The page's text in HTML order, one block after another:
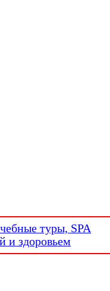
туры, SPA
и здоровьем